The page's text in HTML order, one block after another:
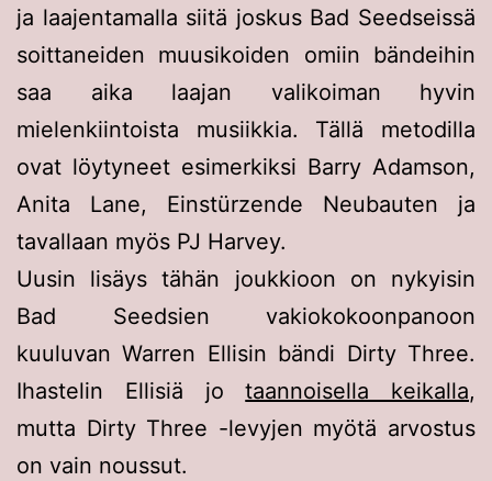
ja laajentamalla siitä joskus Bad Seedseissä
soittaneiden muusikoiden omiin bändeihin
saa aika laajan valikoiman hyvin
mielenkiintoista musiikkia. Tällä metodilla
ovat löytyneet esimerkiksi Barry Adamson,
Anita Lane, Einstürzende Neubauten ja
tavallaan myös PJ Harvey.
Uusin lisäys tähän joukkioon on nykyisin
Bad Seedsien vakiokokoonpanoon
kuuluvan Warren Ellisin bändi Dirty Three.
Ihastelin Ellisiä jotaannoisella keikalla,
mutta Dirty Three -levyjen myötä arvostus
on vain noussut.